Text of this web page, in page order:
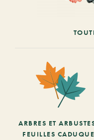
ARBRES ET
FEUILLES